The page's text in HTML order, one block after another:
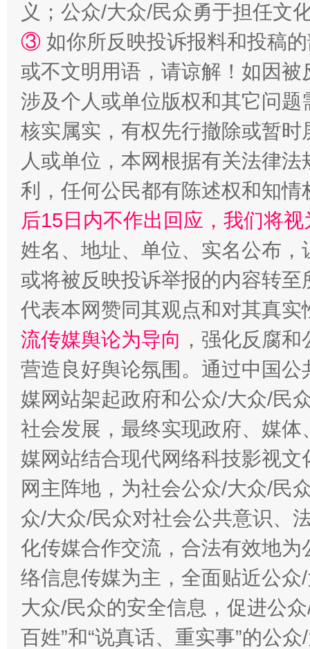
招工难、用工荒背后
网上购药对药下症？
这是一记警钟！ 谢
在谋一域中谋全局
义；公众/大众/民众勇于担任文
③ 如你所反映投诉报料和投稿
或不文明用语，请谅解！如因
涉及个人或单位版权和其它问题
核实属实，有权先行撤除或暂
人或单位，本网根据有关法律
利，任何公民都有陈述权和知情
后15日内不作出回应，我们将
姓名、地址、单位、实名公布
或将被反映投诉举报的内容转
代表本网赞同其观点和对其真实
流传媒舆论为导向 ，强化反腐
营造良好舆论氛围。通过中国
媒网站架起政府和公众/大众/民
社会发展，最终实现政府、媒
媒网站结合现代网络科技影视
网主阵地，为社会公众/大众/民
众/大众/民众对社会公共意识、
化传媒合作交流，合法有效地
络信息传媒为主，全面贴近公
大众/民众的安全信息，促进公
百姓”和“说真话、重实事”的公